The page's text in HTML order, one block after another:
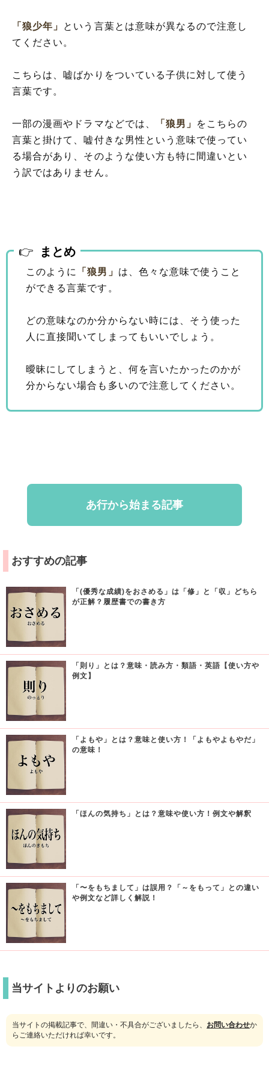
「狼少年」 という言葉とは意味が異なるので注意し
てください。
こちらは、嘘ばかりをついている子供に対して使う
言葉です。
一部の漫画やドラマなどでは、 「狼男」
をこちらの
言葉と掛けて、嘘付きな男性という意味で使ってい
る場合があり、そのような使い方も特に間違いとい
う訳ではありません。
まとめ
このように 「狼男」 は、色々な意味で使うこと
ができる言葉です。
どの意味なのか分からない時には、そう使った
人に直接聞いてしまってもいいでしょう。
曖昧にしてしまうと、何を言いたかったのかが
分からない場合も多いので注意してください。
あ行から始まる記事
おすすめの記事
「(優秀な成績)をおさめる」は「修」と「収」どちら
が正解？履歴書での書き方
「則り」とは？意味・読み方・類語・英語【使い方や
例文】
「よもや」とは？意味と使い方！「よもやよもやだ」
の意味！
「ほんの気持ち」とは？意味や使い方！例文や解釈
「〜をもちまして」は誤用？「～をもって」との違い
や例文など詳しく解説！
当サイトよりのお願い
当サイトの掲載記事で、間違い・不具合がございましたら、 お問い合わせか
らご連絡いただければ幸いです。